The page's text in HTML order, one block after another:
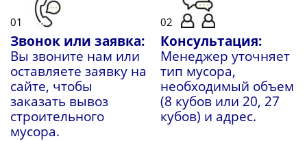
01
Звонок или заявка:
Вы звоните нам или
оставляете заявку на
сайте, чтобы
заказать вывоз
строительного
мусора.
02
Консультация:
Менеджер уточняет
тип мусора,
необходимый объем
(8 кубов или 20, 27
кубов) и адрес.